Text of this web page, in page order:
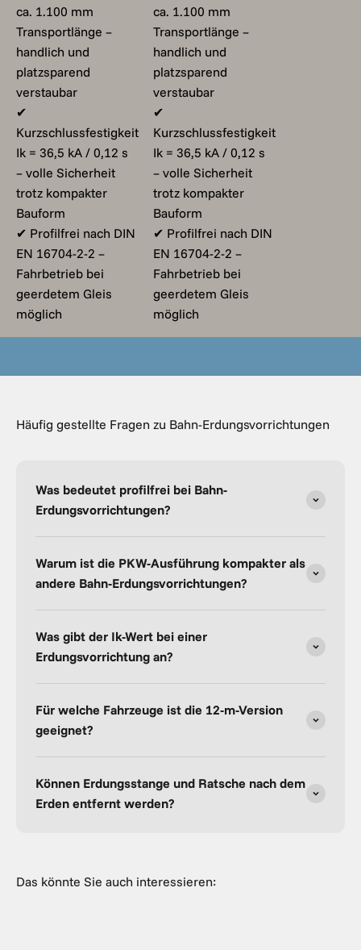
ca. 1.100 mm
Transportlänge –
handlich und
platzsparend
verstaubar
✔
Kurzschlussfestigkeit
Ik = 36,5 kA / 0,12 s
– volle Sicherheit
trotz kompakter
Bauform
✔ Profilfrei nach DIN
EN 16704-2-2 –
Fahrbetrieb bei
geerdetem Gleis
möglich
ca. 1.100 mm
Transportlänge –
handlich und
platzsparend
verstaubar
✔
Kurzschlussfestigkeit
Ik = 36,5 kA / 0,12 s
– volle Sicherheit
trotz kompakter
Bauform
✔ Profilfrei nach DIN
EN 16704-2-2 –
Fahrbetrieb bei
geerdetem Gleis
möglich
Häufig gestellte Fragen zu Bahn-Erdungsvorrichtungen
Was bedeutet profilfrei bei Bahn-
Erdungsvorrichtungen?
Warum ist die PKW-Ausführung kompakter als
andere Bahn-Erdungsvorrichtungen?
Was gibt der Ik-Wert bei einer
Erdungsvorrichtung an?
Für welche Fahrzeuge ist die 12-m-Version
geeignet?
Können Erdungsstange und Ratsche nach dem
Erden entfernt werden?